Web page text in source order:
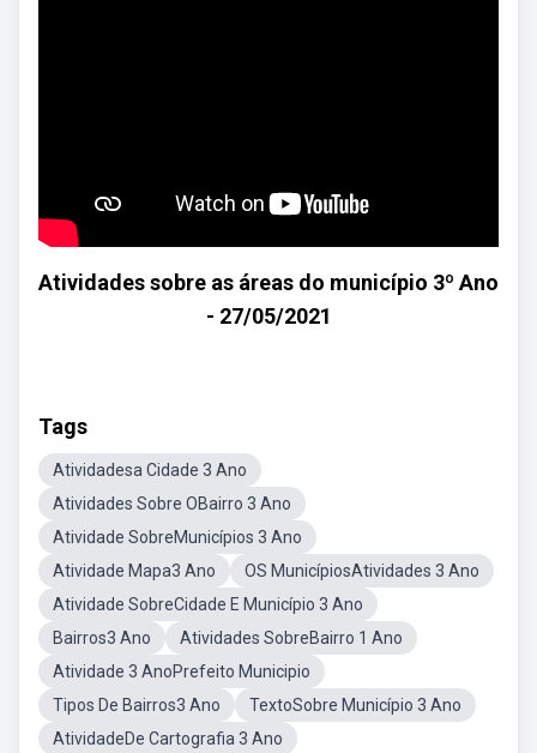
Atividades sobre as áreas do município 3º Ano
- 27/05/2021
Tags
Atividadesa Cidade 3 Ano
Atividades Sobre OBairro 3 Ano
Atividade SobreMunicípios 3 Ano
Atividade Mapa3 Ano
OS MunicípiosAtividades 3 Ano
Atividade SobreCidade E Município 3 Ano
Bairros3 Ano
Atividades SobreBairro 1 Ano
Atividade 3 AnoPrefeito Municipio
Tipos De Bairros3 Ano
TextoSobre Município 3 Ano
AtividadeDe Cartografia 3 Ano